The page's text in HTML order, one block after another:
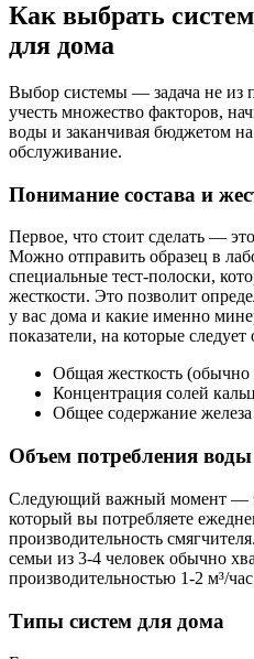
Как выбрать
для дома
Выбор системы — задача не из
учесть множество факторов,
воды и заканчивая бюджетом
обслуживание.
Понимание состава и
Первое, что стоит сделать —
Можно отправить образец в
специальные тест-полоски,
жесткости. Это позволит
у вас дома и какие именно
показатели, на которые
Общая жесткость
Концентрация солей
Общее содержание
Объем потребления воды
Следующий важный момент —
который вы потребляете
производительность
семьи из 3-4 человек обычно
производительностью 1-2 м³/
Типы систем для дома